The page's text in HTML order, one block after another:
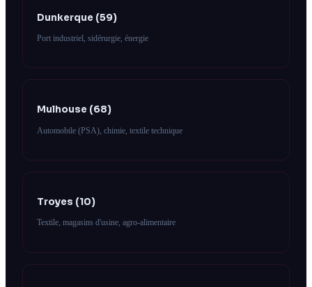
Dunkerque (59)
Port industriel, sidérurgie, énergie
Mulhouse (68)
Automobile (PSA), chimie, textile technique
Troyes (10)
Textile, magasins d'usine, agro-alimentaire